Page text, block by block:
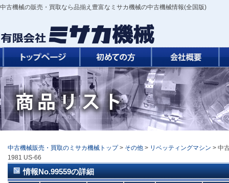
中古機械の販売・買取なら品揃え豊富なミサカ機械の中古機械情報(全国版)
中古機械販売・買取のミサカ機械トップ > その他 > リベッティングマシン > 中
1981 US-66
情報No.99559の詳細